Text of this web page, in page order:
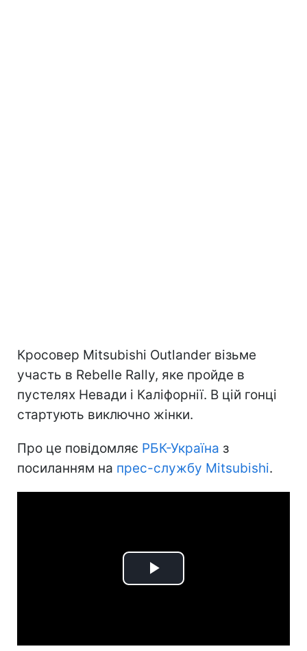
Кросовер Mitsubishi Outlander візьме
участь в Rebelle Rally, яке пройде в
пустелях Невади і Каліфорнії. В цій гонці
стартують виключно жінки.
Про це повідомляє РБК-Україна з
посиланням на прес-службу Mitsubishi.
Play